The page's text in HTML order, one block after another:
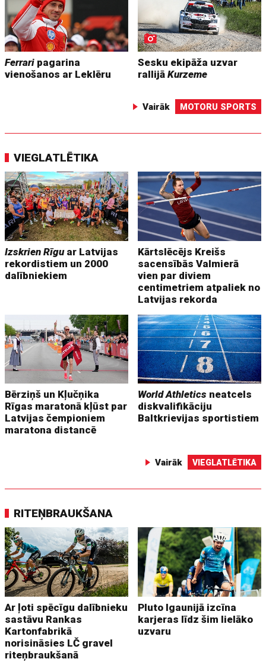
Ferrari pagarina
vienošanos ar Leklēru
Sesku ekipāža uzvar
rallijāKurzeme
Vairāk MOTORU SPORTS
VIEGLATLĒTIKA
Izskrien Rīguar Latvijas
rekordistiem un 2000
dalībniekiem
Kārtslēcējs Kreišs
sacensībās Valmierā
vien par diviem
centimetriem atpaliek no
Latvijas rekorda
Bērziņš un Kļučņika
Rīgas maratonā kļūst par
Latvijas čempioniem
maratona distancē
World Athletics neatcels
diskvalifikāciju
Baltkrievijas sportistiem
Vairāk VIEGLATLĒTIKA
RITEŅBRAUKŠANA
Ar ļoti spēcīgu dalībnieku
sastāvu Rankas
Kartonfabrikā
norisināsies LČ gravel
riteņbraukšanā
Pluto Igaunijā izcīna
karjeras līdz šim lielāko
uzvaru